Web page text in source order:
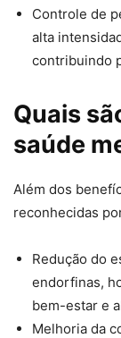
Controle de
alta
contribuindo
Quais
saúde
Além dos
reconhecidas
Redução do
endorfinas,
bem-estar e
Melhoria da